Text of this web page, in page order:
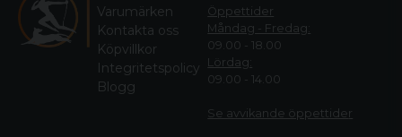
Varumärken
Kontakta oss
Köpvillkor
Integritetspolicy
Blogg
Öppettider
Måndag - Fredag:
09.00 - 18.00
Lördag:
09.00 - 14.00
Se avvikande öppettider